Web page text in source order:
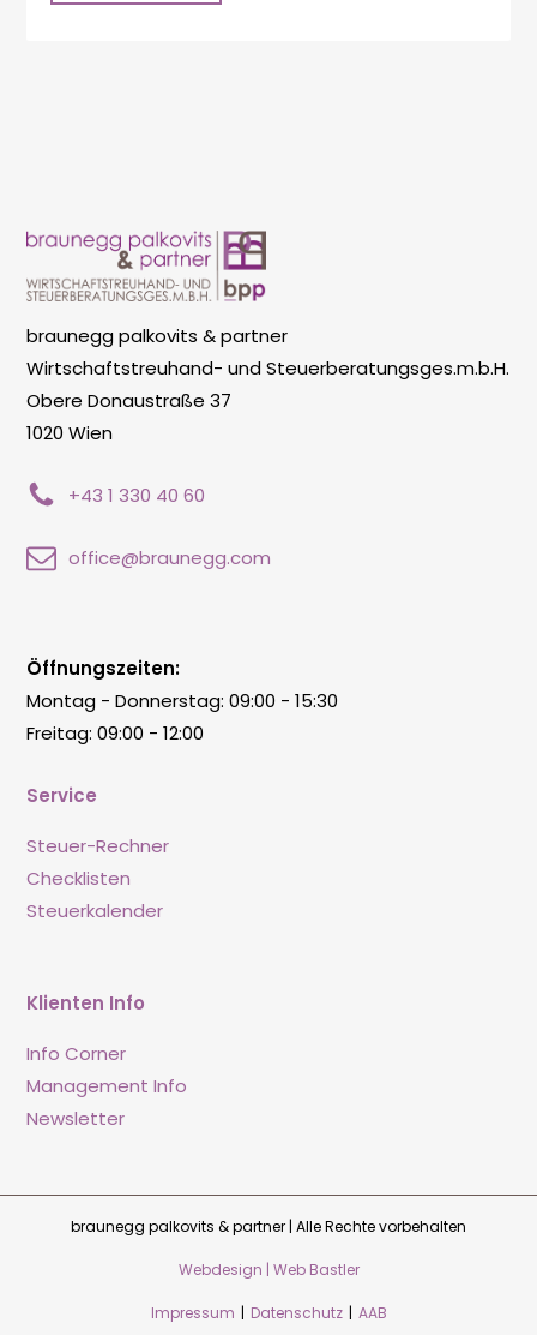
braunegg palkovits & partner
Wirtschaftstreuhand- und Steuerberatungsges.m.b.H.
Obere Donaustraße 37
1020 Wien
+43 1 330 40 60
office@braunegg.com
Service
Steuer-Rechner
Checklisten
Steuerkalender
Klienten Info
Info Corner
Management Info
Newsletter
Öffnungszeiten:
Montag - Donnerstag: 09:00 - 15:30
Freitag: 09:00 - 12:00
braunegg palkovits & partner | Alle Rechte vorbehalten
Webdesign | Web Bastler
Impressum | Datenschutz | AAB